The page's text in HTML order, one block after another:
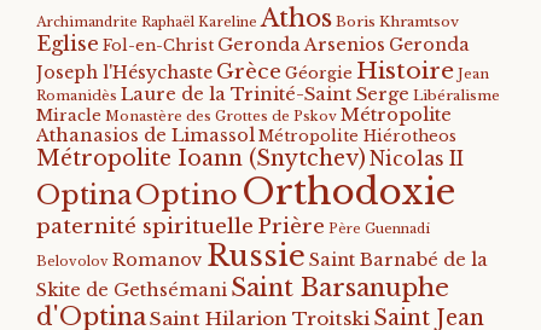
Archimandrite Raphaël Kareline Athos Boris Khramtsov
Eglise Fol-en-Christ Geronda Arsenios Geronda
Joseph l'Hésychaste Grèce Géorgie Histoire Jean
Romanidès Laure de la Trinité-Saint Serge Libéralisme
Miracle Monastère des Grottes de Pskov Métropolite
Athanasios de Limassol Métropolite Hiérotheos
Métropolite Ioann (Snytchev) Nicolas II
OptinaOptino Orthodoxie
paternité spirituelle Prière Père Guennadi
Belovolov Romanov Russie Saint Barnabé de la
Skite de Gethsémani Saint Barsanuphe
d'Optina Saint Hilarion Troitski Saint Jean